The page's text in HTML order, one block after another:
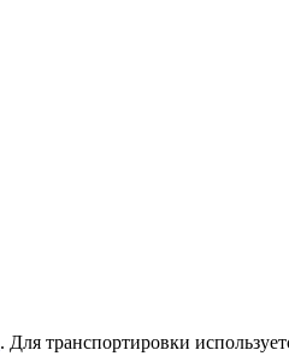
. Для транспортировки